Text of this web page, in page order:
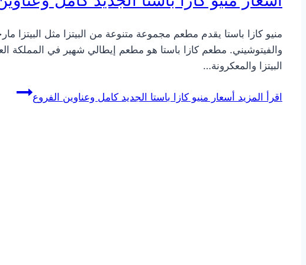
منيو كازا باستا يقدم مطعم مجموعة متنوعة من البيتزا مثل البيتزا
والفيتوشيني. مطعم كازا باستا هو مطعم إيطالي شهير في المملكة
البيتزا والمعكرونة…
اقرأ المزيد أسعار منيو كازا باستا الجديد كامل وعناوين الفروع